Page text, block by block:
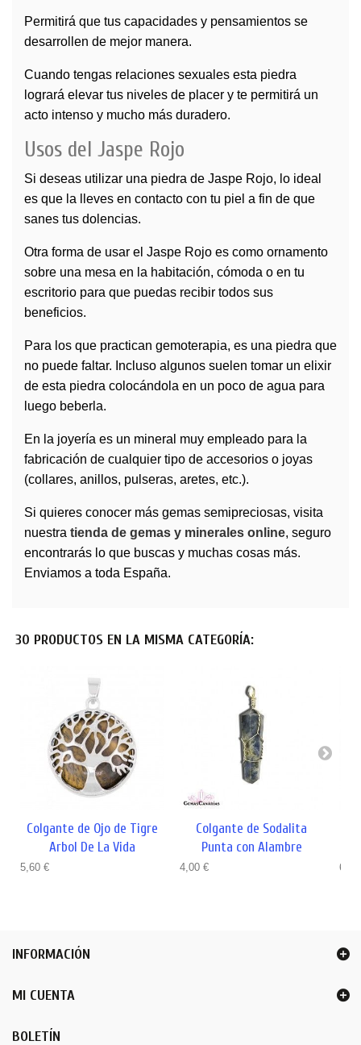
Permitirá que tus capacidades y pensamientos se
desarrollen de mejor manera.
Cuando tengas relaciones sexuales esta piedra
logrará elevar tus niveles de placer y te permitirá un
acto intenso y mucho más duradero.
Usos del Jaspe Rojo
Si deseas utilizar una piedra de Jaspe Rojo, lo ideal
es que la lleves en contacto con tu piel a fin de que
sanes tus dolencias.
Otra forma de usar el Jaspe Rojo es como ornamento
sobre una mesa en la habitación, cómoda o en tu
escritorio para que puedas recibir todos sus
beneficios.
Para los que practican gemoterapia, es una piedra que
no puede faltar. Incluso algunos suelen tomar un elixir
de esta piedra colocándola en un poco de agua para
luego beberla.
En la joyería es un mineral muy empleado para la
fabricación de cualquier tipo de accesorios o joyas
(collares, anillos, pulseras, aretes, etc.).
Si quieres conocer más gemas semipreciosas, visita
nuestra tienda de gemas y minerales online, seguro
encontrarás lo que buscas y muchas cosas más.
Enviamos a toda España.
30 PRODUCTOS EN LA MISMA CATEGORÍA:
Colgante de Ojo de Tigre
Arbol De La Vida
5,60 €
Colgante de Sodalita
Punta con Alambre
4,00 €
INFORMACIÓN
MI CUENTA
BOLETÍN